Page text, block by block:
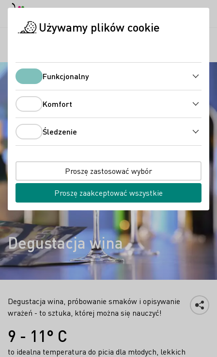
Degustacja wina
Degustacja wina, próbowanie smaków i opisywanie
wrażeń - to sztuka, której można się nauczyć!
Fakty
9 - 11° C
to idealna temperatura do picia dla młodych, lekkich
Używamy plików cookie
Funkcjonalny
Komfort
Śledzenie
Proszę zastosować wybór
Proszę zaakceptować wszystkie